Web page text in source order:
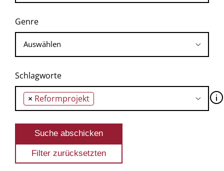
Genre
Schlagworte
× Reformprojekt 🛈